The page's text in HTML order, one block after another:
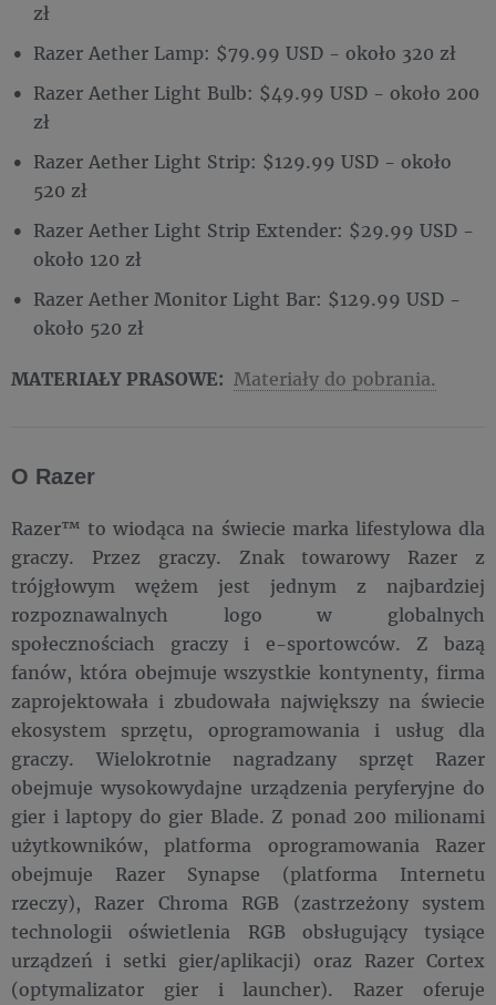
zł
Razer Aether Lamp: $79.99 USD - około 320 zł
Razer Aether Light Bulb: $49.99 USD - około 200
zł
Razer Aether Light Strip: $129.99 USD - około
520 zł
Razer Aether Light Strip Extender: $29.99 USD -
około 120 zł
Razer Aether Monitor Light Bar: $129.99 USD -
około 520 zł
MATERIAŁY PRASOWE: Materiały do pobrania.
O Razer
Razer™ to wiodąca na świecie marka lifestylowa dla
graczy. Przez graczy. Znak towarowy Razer z
trójgłowym wężem jest jednym z najbardziej
rozpoznawalnych logo w globalnych
społecznościach graczy i e-sportowców. Z bazą
fanów, która obejmuje wszystkie kontynenty, firma
zaprojektowała i zbudowała największy na świecie
ekosystem sprzętu, oprogramowania i usług dla
graczy. Wielokrotnie nagradzany sprzęt Razer
obejmuje wysokowydajne urządzenia peryferyjne do
gier i laptopy do gier Blade. Z ponad 200 milionami
użytkowników, platforma oprogramowania Razer
obejmuje Razer Synapse (platforma Internetu
rzeczy), Razer Chroma RGB (zastrzeżony system
technologii oświetlenia RGB obsługujący tysiące
urządzeń i setki gier/aplikacji) oraz Razer Cortex
(optymalizator gier i launcher). Razer oferuje